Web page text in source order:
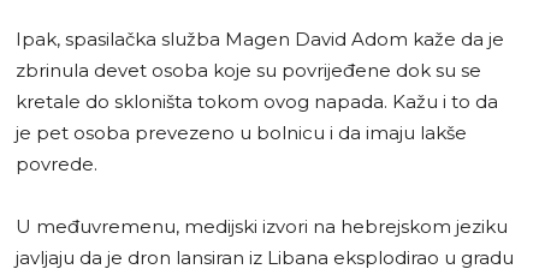
Ipak, spasilačka služba Magen David Adom kaže da je
zbrinula devet osoba koje su povrijeđene dok su se
kretale do skloništa tokom ovog napada. Kažu i to da
je pet osoba prevezeno u bolnicu i da imaju lakše
povrede.
U međuvremenu, medijski izvori na hebrejskom jeziku
javljaju da je dron lansiran iz Libana eksplodirao u gradu